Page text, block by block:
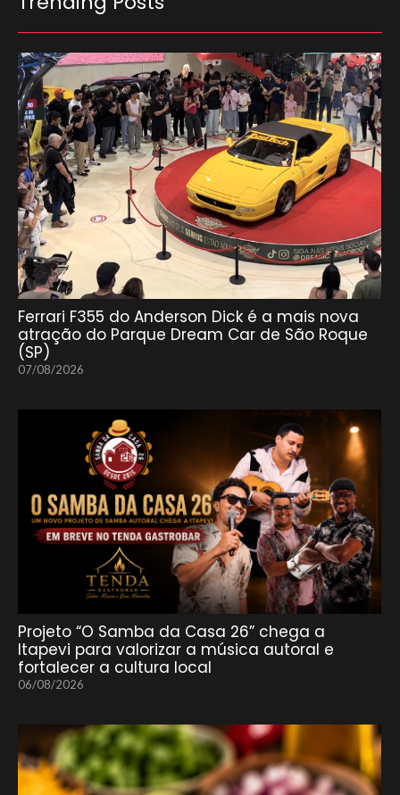
Ferrari F355 do Anderson Dick é a mais nova
atração do Parque Dream Car de São Roque
(SP)
07/08/2026
Projeto “O Samba da Casa 26” chega a
Itapevi para valorizar a música autoral e
fortalecer a cultura local
06/08/2026